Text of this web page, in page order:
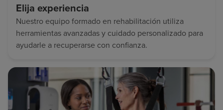
Elija experiencia
Nuestro equipo formado en rehabilitación utiliza
herramientas avanzadas y cuidado personalizado para
ayudarle a recuperarse con confianza.